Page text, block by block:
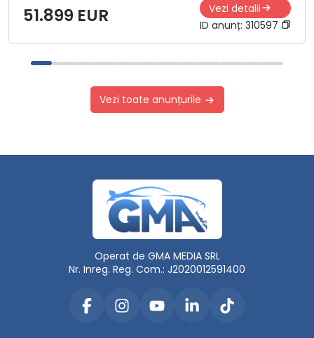
51.899 EUR
Vezi detalii
ID anunț: 310597
Vezi toate anunțurile
Operat de GMA MEDIA SRL
Nr. Inreg. Reg. Com.: J2020012591400